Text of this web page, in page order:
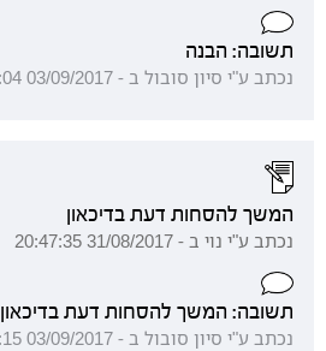
תשובה: הבנה
נכתב ע"י סיון סובול ב - 03/09/2017 09:10:04
המשך להסחות דעת בדיכאון
נכתב ע"י נוי ב - 31/08/2017 20:47:35
תשובה: המשך להסחות דעת בדיכאון
נכתב ע"י סיון סובול ב - 03/09/2017 09:29:15